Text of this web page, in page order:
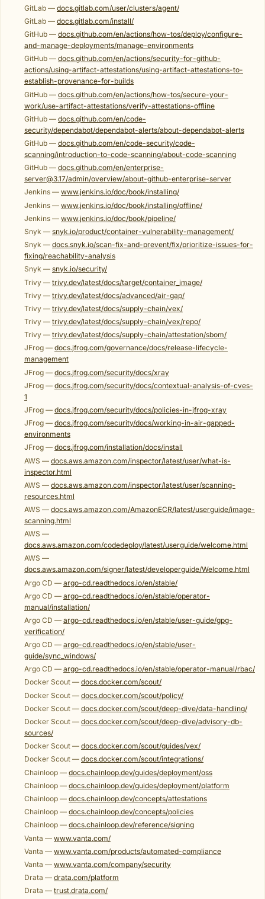
GitLab — docs.gitlab.com/user/clusters/agent/
GitLab — docs.gitlab.com/install/
GitHub — docs.github.com/en/actions/how-tos/deploy/configure-
and-manage-deployments/manage-environments
GitHub — docs.github.com/en/actions/security-for-github-
actions/using-artifact-attestations/using-artifact-attestations-to-
establish-provenance-for-builds
GitHub — docs.github.com/en/actions/how-tos/secure-your-
work/use-artifact-attestations/verify-attestations-offline
GitHub — docs.github.com/en/code-
security/dependabot/dependabot-alerts/about-dependabot-alerts
GitHub — docs.github.com/en/code-security/code-
scanning/introduction-to-code-scanning/about-code-scanning
GitHub — docs.github.com/en/enterprise-
server@3.17/admin/overview/about-github-enterprise-server
Jenkins — www.jenkins.io/doc/book/installing/
Jenkins — www.jenkins.io/doc/book/installing/offline/
Jenkins — www.jenkins.io/doc/book/pipeline/
Snyk — snyk.io/product/container-vulnerability-management/
Snyk — docs.snyk.io/scan-fix-and-prevent/fix/prioritize-issues-for-
fixing/reachability-analysis
Snyk — snyk.io/security/
Trivy — trivy.dev/latest/docs/target/container_image/
Trivy — trivy.dev/latest/docs/advanced/air-gap/
Trivy — trivy.dev/latest/docs/supply-chain/vex/
Trivy — trivy.dev/latest/docs/supply-chain/vex/repo/
Trivy — trivy.dev/latest/docs/supply-chain/attestation/sbom/
JFrog — docs.jfrog.com/governance/docs/release-lifecycle-
management
JFrog — docs.jfrog.com/security/docs/xray
JFrog — docs.jfrog.com/security/docs/contextual-analysis-of-cves-
1
JFrog — docs.jfrog.com/security/docs/policies-in-jfrog-xray
JFrog — docs.jfrog.com/security/docs/working-in-air-gapped-
environments
JFrog — docs.jfrog.com/installation/docs/install
AWS — docs.aws.amazon.com/inspector/latest/user/what-is-
inspector.html
AWS — docs.aws.amazon.com/inspector/latest/user/scanning-
resources.html
AWS — docs.aws.amazon.com/AmazonECR/latest/userguide/image-
scanning.html
AWS —
docs.aws.amazon.com/codedeploy/latest/userguide/welcome.html
AWS —
docs.aws.amazon.com/signer/latest/developerguide/Welcome.html
Argo CD — argo-cd.readthedocs.io/en/stable/
Argo CD — argo-cd.readthedocs.io/en/stable/operator-
manual/installation/
Argo CD — argo-cd.readthedocs.io/en/stable/user-guide/gpg-
verification/
Argo CD — argo-cd.readthedocs.io/en/stable/user-
guide/sync_windows/
Argo CD — argo-cd.readthedocs.io/en/stable/operator-manual/rbac/
Docker Scout — docs.docker.com/scout/
Docker Scout — docs.docker.com/scout/policy/
Docker Scout — docs.docker.com/scout/deep-dive/data-handling/
Docker Scout — docs.docker.com/scout/deep-dive/advisory-db-
sources/
Docker Scout — docs.docker.com/scout/guides/vex/
Docker Scout — docs.docker.com/scout/integrations/
Chainloop — docs.chainloop.dev/guides/deployment/oss
Chainloop — docs.chainloop.dev/guides/deployment/platform
Chainloop — docs.chainloop.dev/concepts/attestations
Chainloop — docs.chainloop.dev/concepts/policies
Chainloop — docs.chainloop.dev/reference/signing
Vanta — www.vanta.com/
Vanta — www.vanta.com/products/automated-compliance
Vanta — www.vanta.com/company/security
Drata — drata.com/platform
Drata — trust.drata.com/